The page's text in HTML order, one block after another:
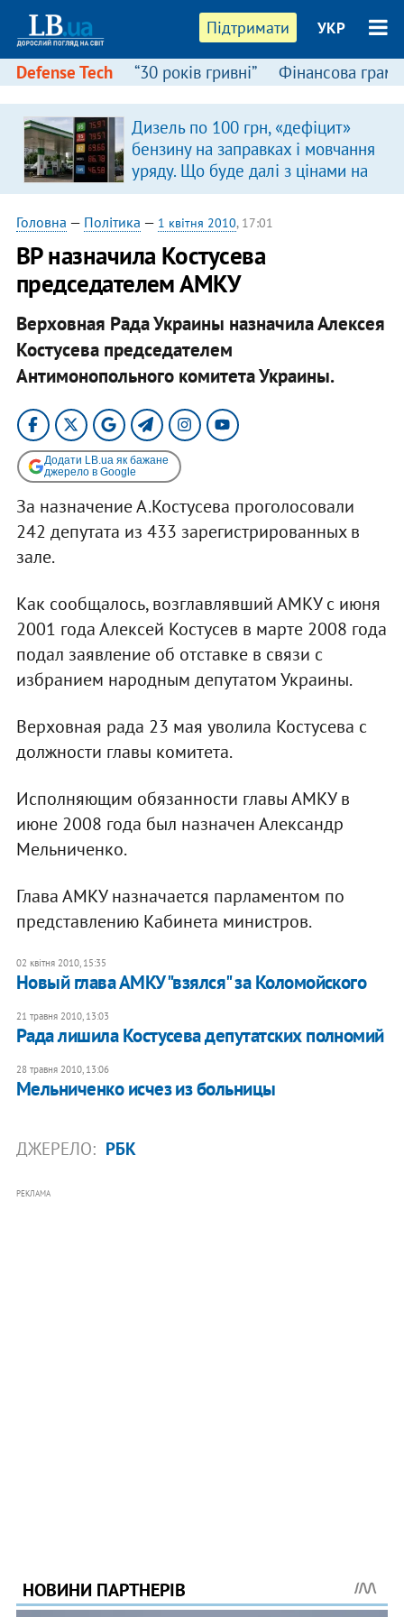
Підтримати УКР
Defense Tech “30 років гривні” Фінансова
Дизель по 100 грн, «дефіцит»
бензину на заправках і мовчання
уряду. Що буде далі з цінами на
пальне?
Головна — Політика — 1 квітня 2010, 17:01
ВР назначила Костусева
председателем АМКУ
Верховная Рада Украины назначила Алексея
Костусева председателем
Антимонопольного комитета Украины.
Додати LB.ua як бажане
джерело в Google
За назначение А.Костусева проголосовали
242 депутата из 433 зарегистрированных в
зале.
Как сообщалось, возглавлявший АМКУ с июня
2001 года Алексей Костусев в марте 2008 года
подал заявление об отставке в связи с
избранием народным депутатом Украины.
Верховная рада 23 мая уволила Костусева с
должности главы комитета.
Исполняющим обязанности главы АМКУ в
июне 2008 года был назначен Александр
Мельниченко.
Глава АМКУ назначается парламентом по
представлению Кабинета министров.
02 квітня 2010, 15:35
Новый глава АМКУ "взялся" за Коломойского
21 травня 2010, 13:03
Рада лишила Костусева депутатских полномий
28 травня 2010, 13:06
Мельниченко исчез из больницы
ДЖЕРЕЛО: РБК
РЕКЛАМА